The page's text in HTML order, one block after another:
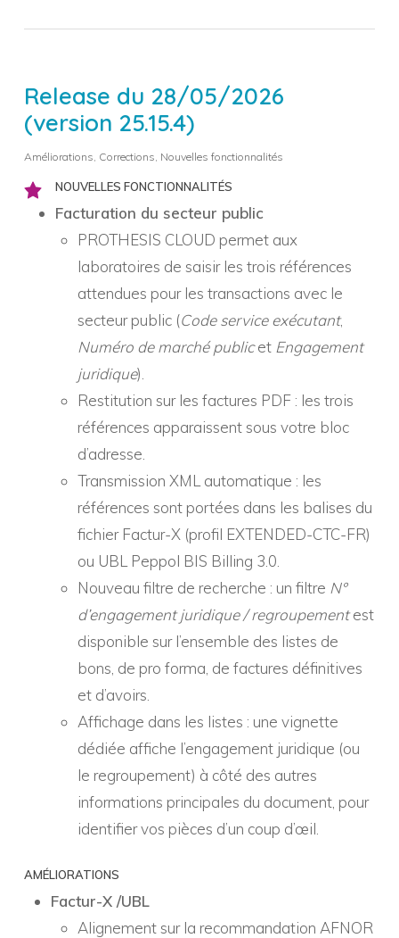
Release du 28/05/2026
(version 25.15.4)
Améliorations, Corrections, Nouvelles fonctionnalités
NOUVELLES FONCTIONNALITÉS
Facturation du secteur public
PROTHESIS CLOUD permet aux
laboratoires de saisir les trois références
attendues pour les transactions avec le
secteur public (Code service exécutant,
Numéro de marché publicet Engagement
juridique).
Restitution sur les factures PDF : les trois
références apparaissent sous votre bloc
d’adresse.
Transmission XML automatique : les
références sont portées dans les balises du
fichier Factur-X (profil EXTENDED-CTC-FR)
ou UBL Peppol BIS Billing 3.0.
Nouveau filtre de recherche : un filtre N°
d’engagement juridique / regroupementest
disponible sur l’ensemble des listes de
bons, de pro forma, de factures définitives
et d’avoirs.
Affichage dans les listes : une vignette
dédiée affiche l’engagement juridique (ou
le regroupement) à côté des autres
informations principales du document, pour
identifier vos pièces d’un coup d’œil.
AMÉLIORATIONS
Factur-X /UBL
Alignement sur la recommandation AFNOR